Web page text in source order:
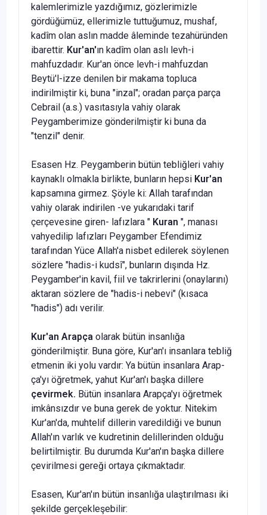
kalemlerimizle yazdığımız, gözlerimizle
gördüğümüz, ellerimizle tuttuğumuz, mushaf,
kadîm olan aslın madde âle­minde tezahüründen
ibarettir. Kur'an'ın kadîm olan aslı levh-i
mahfuzda­dır. Kur'an önce levh-i mahfuzdan
Beytü'l-izze denilen bir makama toplu­ca
indirilmiştir ki, buna "inzal"; oradan parça parça
Cebrail (a.s.) vasıtasıy­la vahiy olarak
Peygamberimize gönderilmiştir ki buna da
"tenzil" denir.
Esasen Hz. Peygamberin bütün tebliğleri vahiy
kaynaklı olmakla birlikte, bunların hepsi Kur'an
kapsamına girmez. Şöyle ki: Allah tarafından
vahiy olarak indirilen -ve yukarıdaki tarif
çerçevesine giren- lafızlara " Kuran ", manası
vahyedilip lafızları Peygamber Efendimiz
tarafından Yü­ce Allah'a nisbet edilerek söylenen
sözlere "hadis-i kudsî", bunların dışın­da Hz.
Peygamber'in kavil, fiil ve takrirlerini (onaylarını)
aktaran sözlere de "hadis-i nebevi" (kısaca
"hadis") adı verilir.
Kur'an Arapça olarak bütün insanlığa
gönderilmiştir. Buna göre, Kur'an'ı insanlara tebliğ
etmenin iki yolu vardır: Ya bütün insanlara Arap­
ça'yı öğretmek, yahut Kur'an'ı başka dillere
çevirmek. Bütün insanlara Arapça'yı öğretmek
imkânsızdır ve buna gerek de yoktur. Nitekim
Kur'an'da, muhtelif dillerin varedildiği ve bunun
Allah'ın varlık ve kudre­tinin delillerinden olduğu
belirtilmiştir. Bu durumda Kur'an'ın başka dille­re
çevirilmesi gereği ortaya çıkmaktadır.
Esasen, Kur'an'ın bütün insanlığa ulaştırılması iki
şekilde gerçekleşebi­lir: